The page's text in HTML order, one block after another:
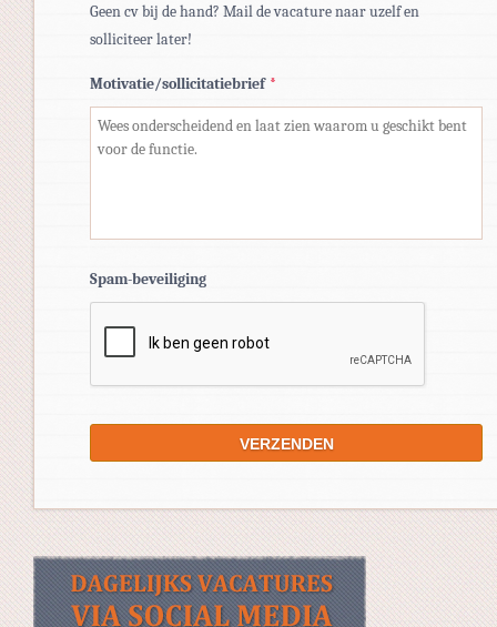
Geen cv bij de hand? Mail de vacature naar uzelf en
solliciteer later!
Motivatie/sollicitatiebrief *
Spam-beveiliging